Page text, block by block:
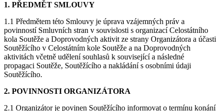
1. PŘEDMĚT SMLOUVY
1.1 Předmětem této Smlouvy je úprava vzájemných práv a
povinností Smluvních stran v souvislosti s organizací Celostátního
kola Soutěže a Doprovodných aktivit ze strany Organizátora a účasti
Soutěžícího v Celostátním kole Soutěže a na Doprovodných
aktivitách včetně udělení souhlasů k související a následné
propagaci Soutěže, Soutěžícího a nakládání s osobními údaji
Soutěžícího.
2. POVINNOSTI ORGANIZÁTORA
2.1 Organizátor je povinen Soutěžícího informovat o termínu konání